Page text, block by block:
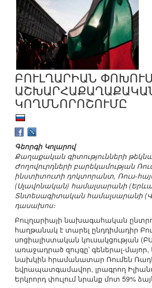
ԲՈՒԼՂԱՐԻԱՆ
ԿՈՂՄՆՈՐՈՇՈՒՄԸ
Գեորգի Կոլարով
Քաղաքական գիտությունների
Ժողովուրդների բարեկամության
ինստիտուտի դոկտորանտ, Ռուս-
(Սլավոնական) համալսարանի
Տնտեսագիտական համալսարանի
դասախոս։
Բուլղարիայի նախագահական
հաղթանակ է տարել ընդդիմադիր
սոցիալիստական կուսակցության
առաջադրած զույգը՝ գեներալ-մայոր,
նախկին հրամանատար Ռումեն
եվրապատգամավոր, լրագրող
Երկրորդ փուլում նրանք մոտ 59%